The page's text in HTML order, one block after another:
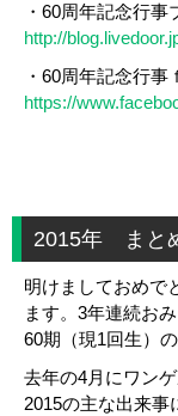
・60周年記念行事
http://
・60周年記念行事
https://
2015年 まと
明けましておめで
ます。3年連続お
60期（現1回生）の
去年の4月にワン
2015の主な出来事